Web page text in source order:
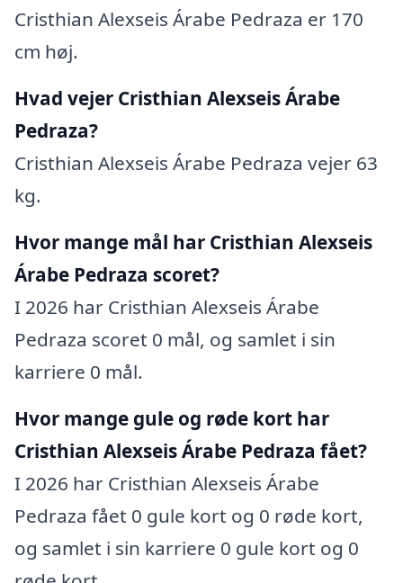
Cristhian Alexseis Árabe Pedraza er 170
cm høj.
Hvad vejer Cristhian Alexseis Árabe
Pedraza?
Cristhian Alexseis Árabe Pedraza vejer 63
kg.
Hvor mange mål har Cristhian Alexseis
Árabe Pedraza scoret?
I 2026 har Cristhian Alexseis Árabe
Pedraza scoret 0 mål, og samlet i sin
karriere 0 mål.
Hvor mange gule og røde kort har
Cristhian Alexseis Árabe Pedraza fået?
I 2026 har Cristhian Alexseis Árabe
Pedraza fået 0 gule kort og 0 røde kort,
og samlet i sin karriere 0 gule kort og 0